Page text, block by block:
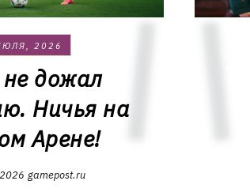
2026
не дожал
Ничья на
Арене!
gamepost.ru